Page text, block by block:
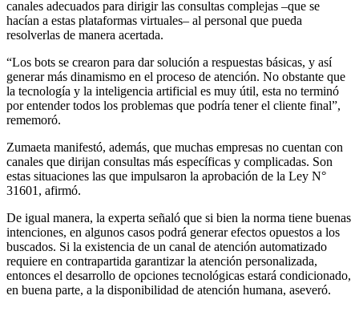
canales adecuados para dirigir las consultas complejas –que se
hacían a estas plataformas virtuales– al personal que pueda
resolverlas de manera acertada.
“Los bots se crearon para dar solución a respuestas básicas, y así
generar más dinamismo en el proceso de atención. No obstante que
la tecnología y la inteligencia artificial es muy útil, esta no terminó
por entender todos los problemas que podría tener el cliente final”,
rememoró.
Zumaeta manifestó, además, que muchas empresas no cuentan con
canales que dirijan consultas más específicas y complicadas. Son
estas situaciones las que impulsaron la aprobación de la Ley N°
31601, afirmó.
De igual manera, la experta señaló que si bien la norma tiene buenas
intenciones, en algunos casos podrá generar efectos opuestos a los
buscados. Si la existencia de un canal de atención automatizado
requiere en contrapartida garantizar la atención personalizada,
entonces el desarrollo de opciones tecnológicas estará condicionado,
en buena parte, a la disponibilidad de atención humana, aseveró.